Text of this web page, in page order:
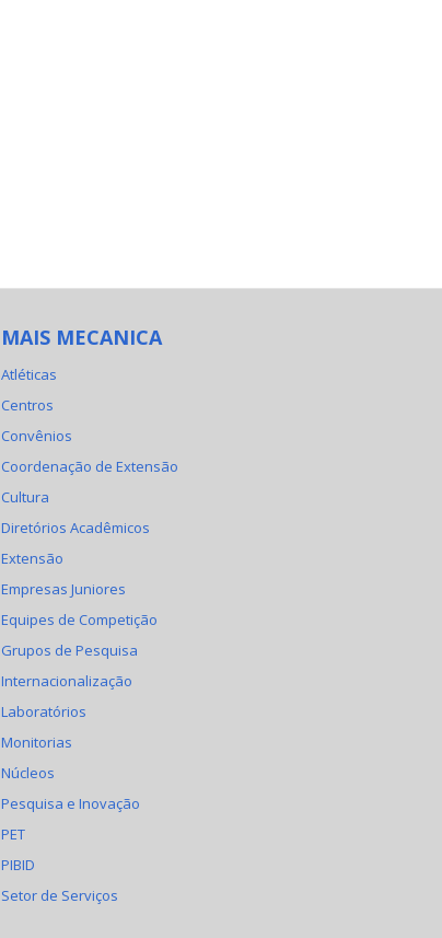
MAIS MECANICA
Atléticas
Centros
Convênios
Coordenação de Extensão
Cultura
Diretórios Acadêmicos
Extensão
Empresas Juniores
Equipes de Competição
Grupos de Pesquisa
Internacionalização
Laboratórios
Monitorias
Núcleos
Pesquisa e Inovação
PET
PIBID
Setor de Serviços